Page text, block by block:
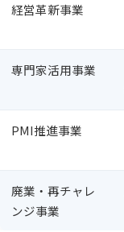
経営革新事業
専門家活用事業
PMI推進事業
廃業・再チャレ
ンジ事業